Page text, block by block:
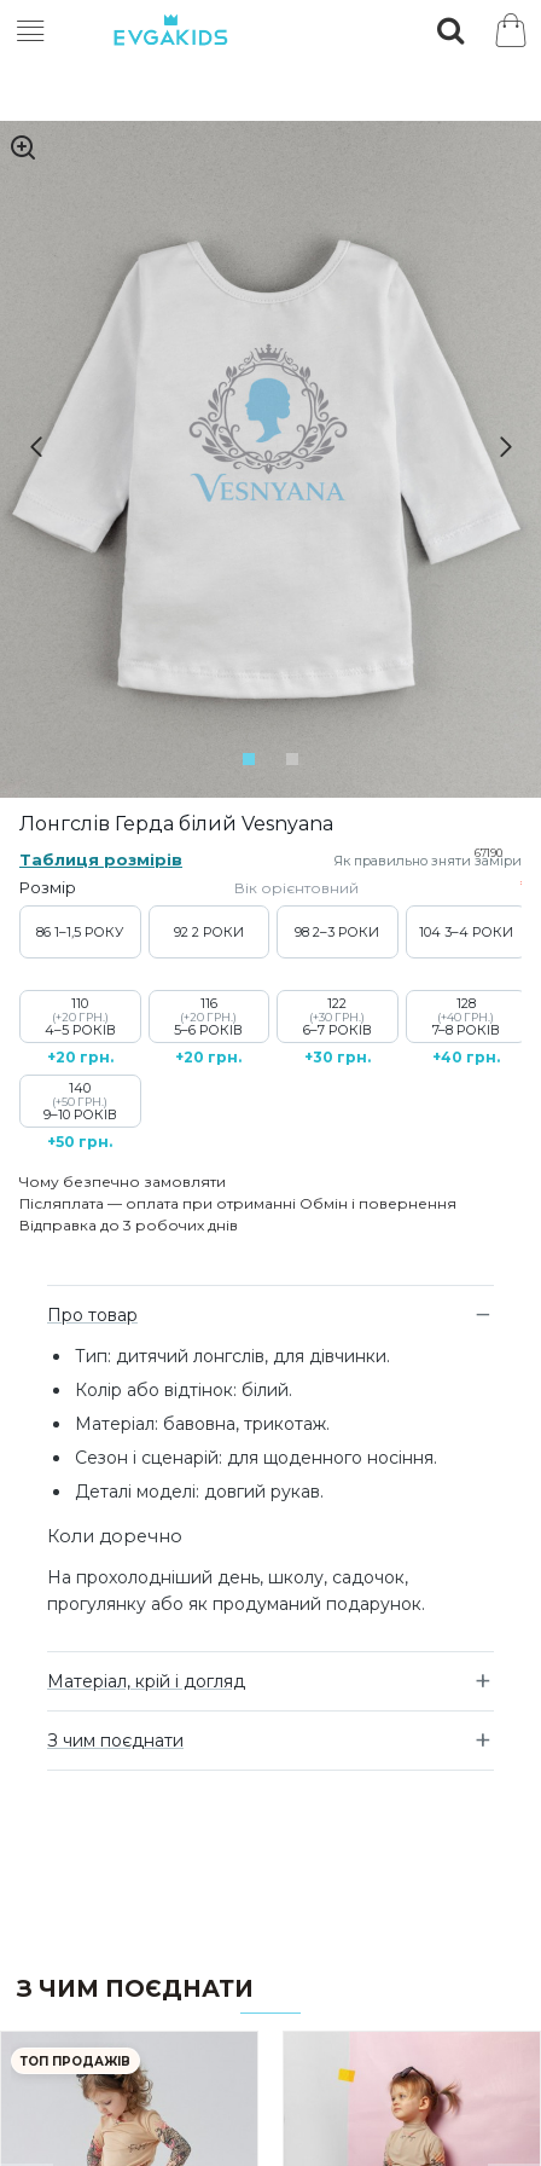
Лонгслів Герда білий Vesnyana
67190
Таблиця розмірів Як правильно зняти заміри
Розмір Вік орієнтовний
86 1–1,5 РОКУ 92 2 РОКИ 98 2–3 РОКИ 104 3–4 РОКИ
110
(+20 ГРН.)
4–5 РОКІВ
+20 грн.
116
(+20 ГРН.)
5–6 РОКІВ
+20 грн.
122
(+30 ГРН.)
6–7 РОКІВ
+30 грн.
128
(+40 ГРН.)
7–8 РОКІВ
+40 грн.
140
(+50 ГРН.)
9–10 РОКІВ
+50 грн.
Чому безпечно замовляти
Післяплата — оплата при отриманні Обмін і повернення
Відправка до 3 робочих днів
Про товар
Тип: дитячий лонгслів, для дівчинки.
Колір або відтінок: білий.
Матеріал: бавовна, трикотаж.
Сезон і сценарій: для щоденного носіння.
Деталі моделі: довгий рукав.
Коли доречно
На прохолодніший день, школу, садочок,
прогулянку або як продуманий подарунок.
Матеріал, крій і догляд
З чим поєднати
З ЧИМ ПОЄДНАТИ
ТОП ПРОДАЖІВ